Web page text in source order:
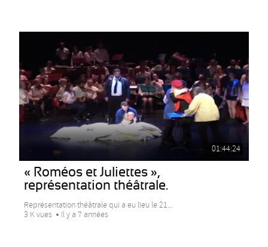
01:44:24
« Roméos et Juliettes »,
représentation théâtrale.
Représentation théâtrale qui a eu lieu le 21...
3 K vues
Il y a 7 années